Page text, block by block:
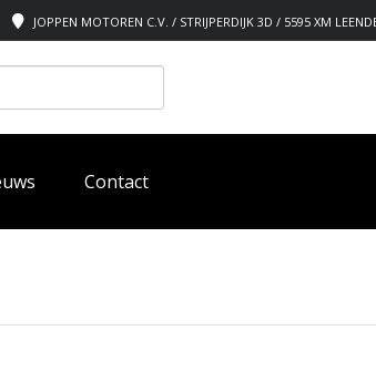
JOPPEN MOTOREN C.V. / STRIJPERDIJK 3D / 5595 XM
Contact